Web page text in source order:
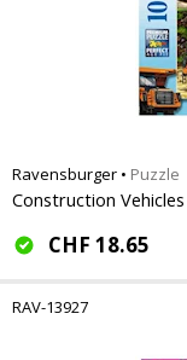
Ravensburger • Puzzle
Construction
CHF 18.65
RAV-13927